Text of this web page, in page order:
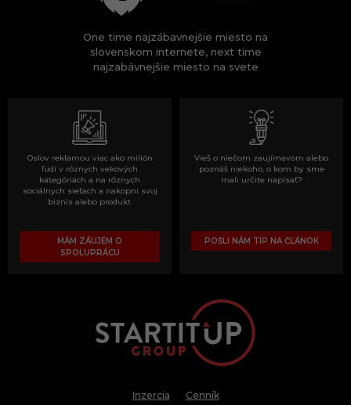
One time najzábavnejšie miesto na
slovenskom internete, next time
najzabávnejšie miesto na svete
Oslov reklamou viac ako milión
ľudí v rôznych vekových
kategóriách a na rôznych
sociálnych sieťach a nakopni svoj
biznis alebo produkt.
MÁM ZÁUJEM O
SPOLUPRÁCU
Vieš o niečom zaujímavom alebo
poznáš niekoho, o kom by sme
mali určite napísať?
POŠLI NÁM TIP NA ČLÁNOK
Inzercia Cenník